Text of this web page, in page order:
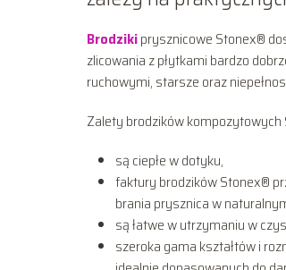
Brodzikiprysznicowe Stonex®
zlicowania z płytkami bardzo
ruchowymi, starsze oraz
Zalety brodzików
są ciepłe w dotyku,
faktury brodzików Stonex®
brania prysznica w
są łatwe w utrzymaniu w
szeroka gama kształtów i